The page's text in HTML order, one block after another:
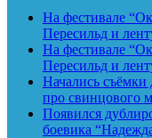
На фестивале
Пересильд и
На фестивале
Пересильд и
Начались съёмки
про свинцового
Появился
боевика